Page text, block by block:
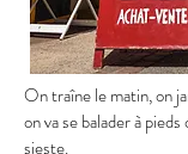
On traîne le matin, on
on va se balader à
sieste.